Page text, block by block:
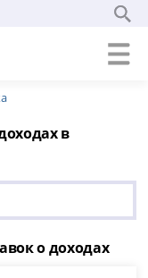
в
о доходах